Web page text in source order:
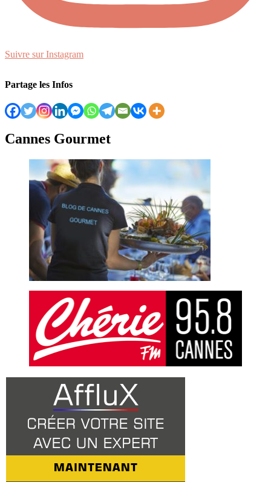
Suivre sur Instagram
Partage les Infos
Cannes Gourmet